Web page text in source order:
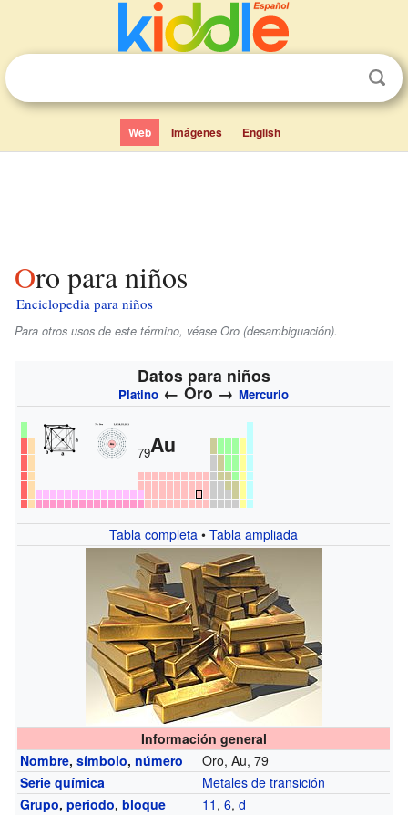
Web Imágenes English
Oro para niños
Enciclopedia para niños
Para otros usos de este término, véase Oro (desambiguación).
Datos para niños
Platino ←Oro →Mercurio
79Au
Tabla completa •Tabla ampliada
Información general
Nombre,símbolo,número
Oro, Au, 79
Serie química
Metales de transición
Grupo,período,bloque 11 ,6,d